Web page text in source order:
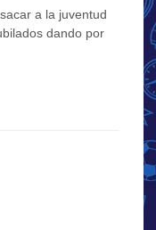
a la juventud
dando por